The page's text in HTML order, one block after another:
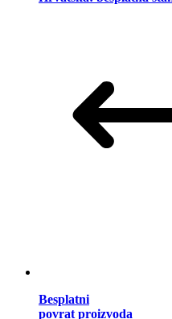
Besplatni
povrat proizvoda